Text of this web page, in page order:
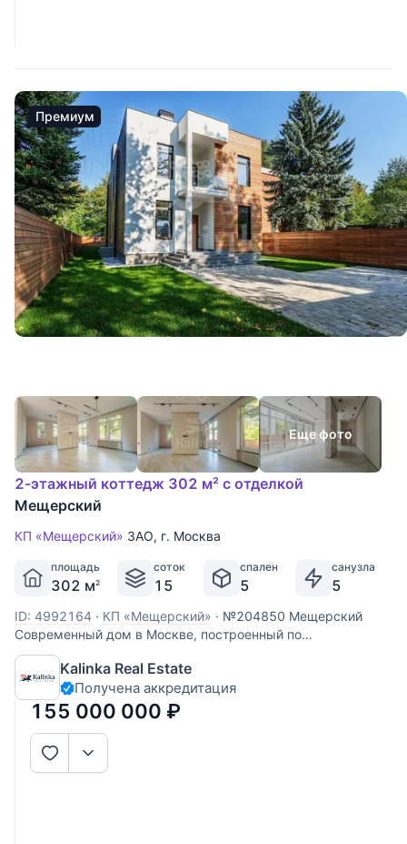
Премиум
Еще фото
2-этажный коттедж 302 м² с отделкой
Мещерский
КП «Мещерский» ЗАО, г. Москва
площадь
302 м2
соток
15
спален
5
санузла
5
ID: 4992164 · КП «Мещерский» · №204850 Мещерский
Современный дом в Москве, построенный по
индивидуальному проекту, площадью 302 кв. метра с
эксплуатируемой кровлей, находится в шаговой
доступности от шикарного Мещерского леса. Фасад
облицован штукатуркой и натуральной
Kalinka Real Estate
Получена аккредитация
155 000 000 ₽